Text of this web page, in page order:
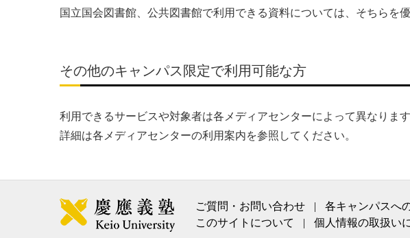
国立国会図書館、公共図書館で利用できる資料については、そちらを
その他のキャンパス限定で利用可能な方
利用できるサービスや対象者は各メディアセンターによって異なります
詳細は各メディアセンターの利用案内を参照してください。
ご質問・お問い合わせ
各キャンパスへ
このサイトについて
個人情報の取扱い